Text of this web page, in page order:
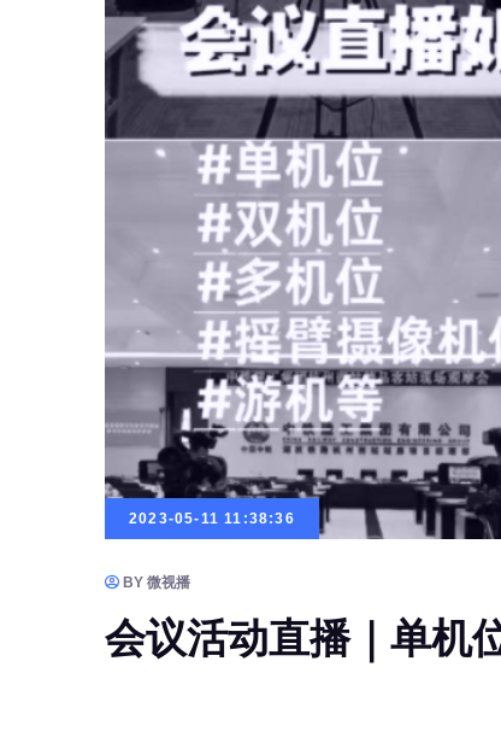
2023-05-11 11:38:36
BY 微视播
会议活动直播｜单机